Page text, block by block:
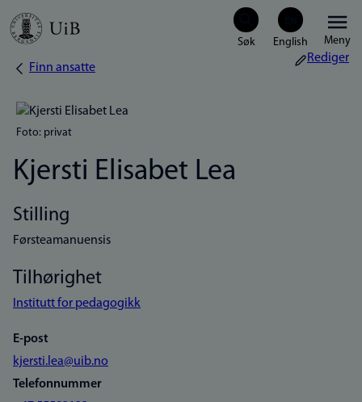
Hopp
Meny
Navigasjonssti
Finn ansatte
Rediger
Foto: privat
Kjersti Elisabet Lea
Stilling
Førsteamanuensis
Tilhørighet
Institutt for pedagogikk
E-post
kjersti.lea@uib.no
Telefonnummer